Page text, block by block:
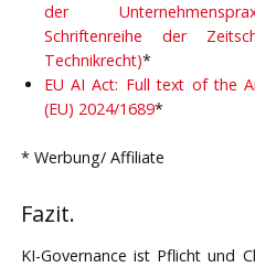
der
Schriftenreihe der
Technikrecht)*
EU AI Act: Full text of the
(EU) 2024/1689*
* Werbung/ Affiliate
Fazit.
KI-Governance ist Pflicht und